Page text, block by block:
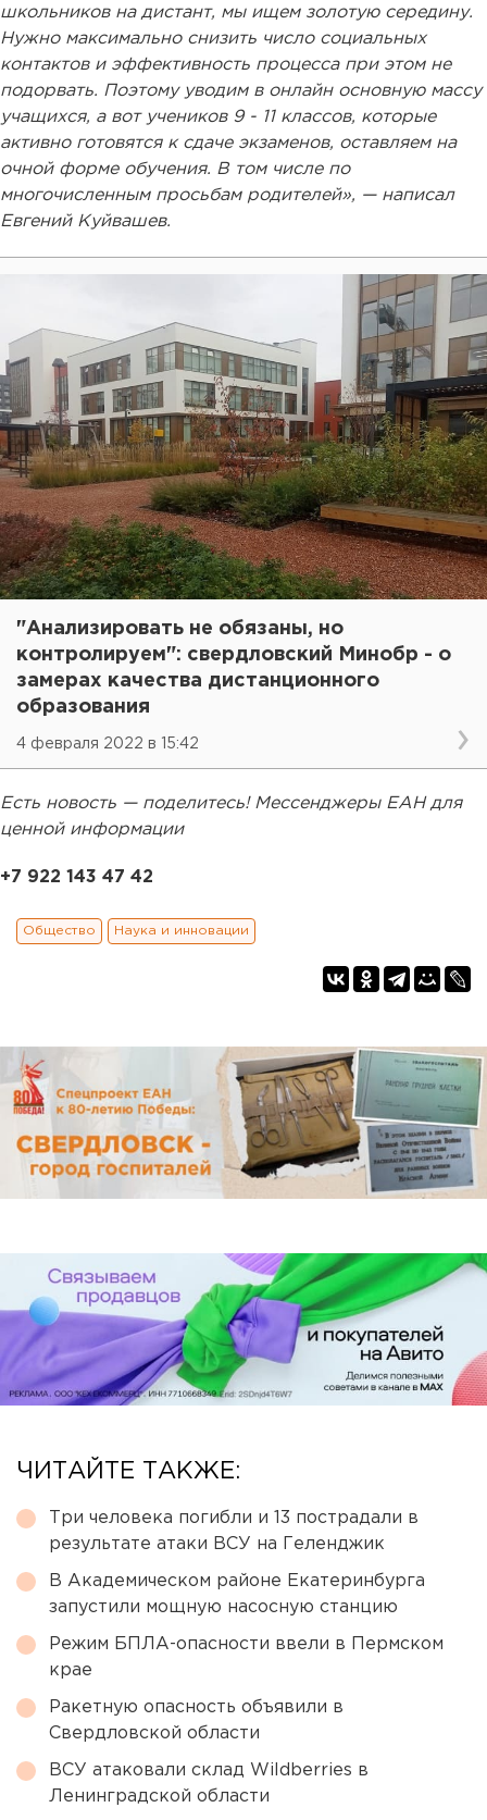
школьников на дистант, мы ищем золотую середину.
Нужно максимально снизить число социальных
контактов и эффективность процесса при этом не
подорвать. Поэтому уводим в онлайн основную массу
учащихся, а вот учеников 9 - 11 классов, которые
активно готовятся к сдаче экзаменов, оставляем на
очной форме обучения. В том числе по
многочисленным просьбам родителей», — написал
Евгений Куйвашев.
"Анализировать не обязаны, но
контролируем": свердловский Минобр - о
замерах качества дистанционного
образования
4 февраля 2022 в 15:42
Есть новость — поделитесь! Мессенджеры ЕАН для
ценной информации
+7 922 143 47 42
Общество Наука и инновации
ЧИТАЙТЕ ТАКЖЕ:
Три человека погибли и 13 пострадали в
результате атаки ВСУ на Геленджик
В Академическом районе Екатеринбурга
запустили мощную насосную станцию
Режим БПЛА-опасности ввели в Пермском
крае
Ракетную опасность объявили в
Свердловской области
ВСУ атаковали склад Wildberries в
Ленинградской области